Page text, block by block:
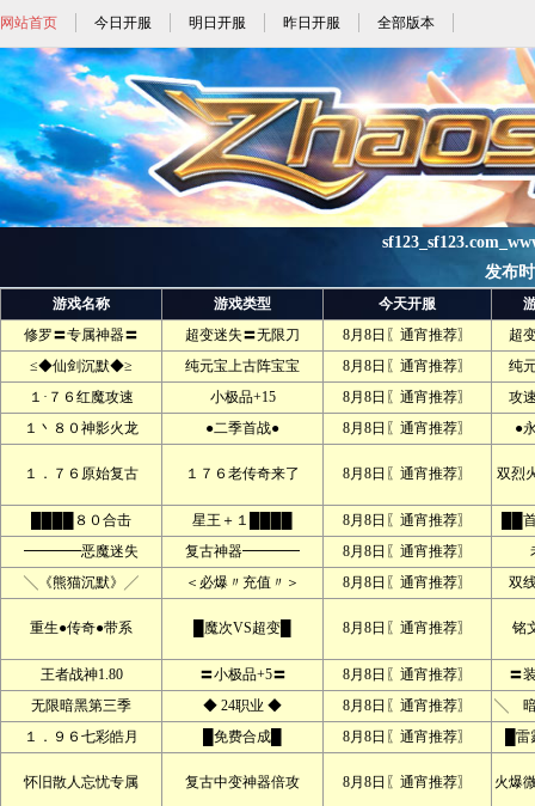
网站首页 今日开服 明日开服 昨日开服 全部版本
发布
游戏名称 游戏类型 今天开服
修罗〓专属神器〓
超变迷失〓无限刀 8月8日〖通宵推荐〗
超
≤◆仙剑沉默◆≥
纯元宝上古阵宝宝 8月8日〖通宵推荐〗
纯
１·７６红魔攻速
小极品+15 8月8日〖通宵推荐〗
攻
１丶８０神影火龙
●二季首战● 8月8日〖通宵推荐〗 ●
１．７６原始复古 １７６老传奇来了 8月8日〖通宵推荐〗 双烈
████８０合击 星王＋１████ 8月8日〖通宵推荐〗
██
━━━━恶魔迷失
复古神器━━━━ 8月8日〖通宵推荐〗
╲《熊猫沉默》╱
＜必爆〃充值〃＞ 8月8日〖通宵推荐〗 双
重生●传奇●带系 █魔次VS超变█ 8月8日〖通宵推荐〗 铭
王者战神1.80 〓小极品+5〓 8月8日〖通宵推荐〗
〓
无限暗黑第三季
◆ 24职业 ◆ 8月8日〖通宵推荐〗
╲ 暗
１．９６七彩皓月
█免费合成█ 8月8日〖通宵推荐〗 █
怀旧散人忘忧专属 复古中变神器倍攻 8月8日〖通宵推荐〗 火爆